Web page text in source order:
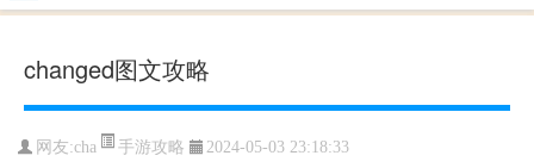
changed图文攻略
网友:cha 手游攻略 2024-05-03 23:18:33